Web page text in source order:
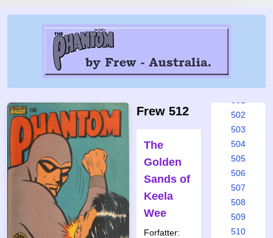
Frew 512
The
Golden
Sands of
Keela
Wee
Forfatter:
495
502
503
504
505
506
507
508
509
510